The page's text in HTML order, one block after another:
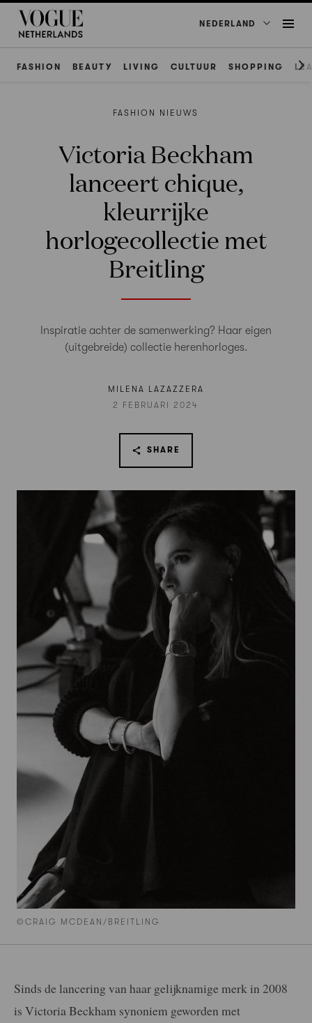
NEDERLAND
FASHION BEAUTY LIVING CULTUUR SHOPPING
©CRAIG MCDEAN/BREITLING
FASHION NIEUWS
Victoria Beckham
lanceert chique,
kleurrijke
horlogecollectie met
Breitling
Inspiratie achter de samenwerking? Haar eigen
(uitgebreide) collectie herenhorloges.
MILENA LAZAZZERA
2 FEBRUARI 2024
SHARE
Sinds de lancering van haar gelijknamige merk in 2008
is Victoria Beckham synoniem geworden met